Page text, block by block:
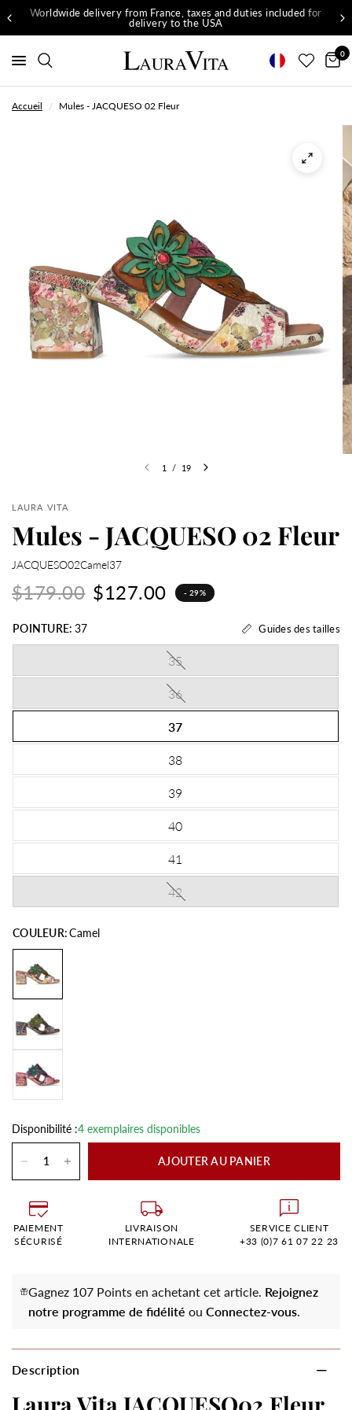
Worldwide delivery from France, taxes and duties included for
delivery to the USA
0
Accueil / Mules - JACQUESO 02 Fleur
1 / 19
LAURA VITA
Mules - JACQUESO 02 Fleur
JACQUESO02Camel37
$179.00 $127.00 - 29%
POINTURE: 37 Guides des tailles
35
36
37
38
39
40
41
42
COULEUR:Camel
Disponibilité :4 exemplaires disponibles
AJOUTER AU PANIER
PAIEMENT
SÉCURISÉ
LIVRAISON
INTERNATIONALE
SERVICE CLIENT
+33 (0)7 61 07 22 23
Gagnez 107 Points en achetant cet article. Rejoignez
notre programme de fidélité ou Connectez-vous.
Description
Laura Vita JACQUESO02 Fleur